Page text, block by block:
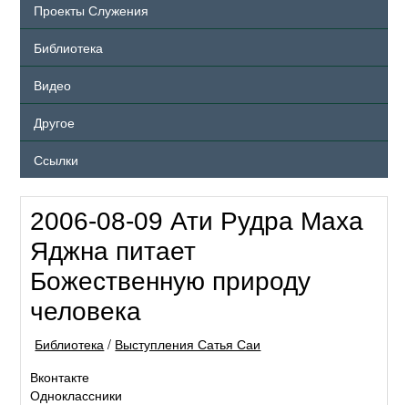
Проекты Служения
Библиотека
Видео
Другое
Ссылки
2006-08-09 Ати Рудра Маха
Яджна питает
Божественную природу
человека
Библиотека / Выступления Сатья Саи
Вконтакте
Одноклассники